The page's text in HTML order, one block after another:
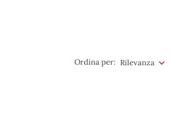
Ordina per: Rilevanza